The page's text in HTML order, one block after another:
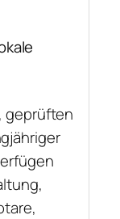
geprüften